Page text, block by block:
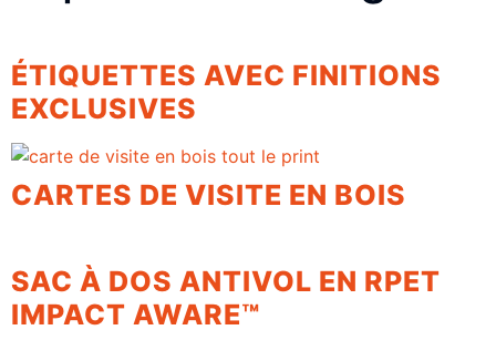
ÉTIQUETTES AVEC FINITIONS
EXCLUSIVES
CARTES DE VISITE EN BOIS
SAC À DOS ANTIVOL EN RPET
IMPACT AWARE™